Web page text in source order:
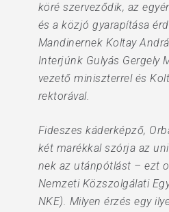
köré szerveződik, az
és a közjó gyarapítása
Mandinernek Koltay
Interjúnk Gulyás Gergely
vezető miniszterrel és
rektorával.
Fideszes káderképző,
két marékkal szórja az
nek az utánpótlást – ezt
Nemzeti Közszolgálati
NKE). Milyen érzés egy